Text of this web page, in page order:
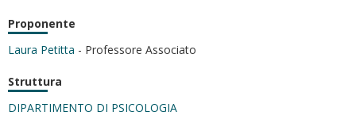
Proponente
Laura Petitta - Professore Associato
Struttura
DIPARTIMENTO DI PSICOLOGIA